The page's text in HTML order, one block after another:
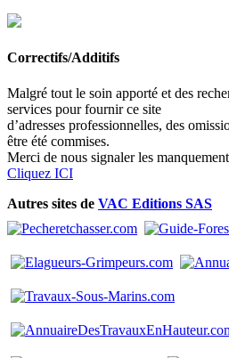
Correctifs/Additifs
Malgré tout le soin apporté et des
services pour fournir ce site
d’adresses professionnelles, des
être été commises.
Merci de nous signaler les
Cliquez ICI
Autres sites de VAC Editions SAS